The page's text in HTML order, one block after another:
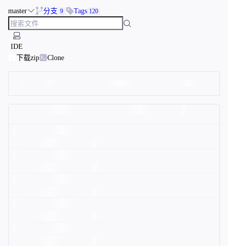
master 分支 9 Tags 120
IDE
下载zip
Clone